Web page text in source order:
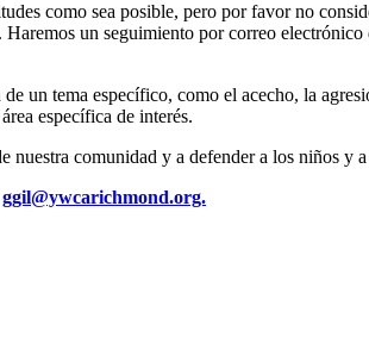
como sea posible, pero por favor no
Haremos un seguimiento por correo
un tema específico, como el acecho, la
específica de interés.
nuestra comunidad y a defender a los niños
ggil@ywcarichmond.org.